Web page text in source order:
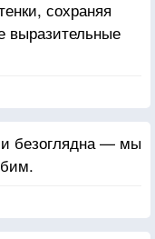
сохраняя
выразительные
безоглядна — мы